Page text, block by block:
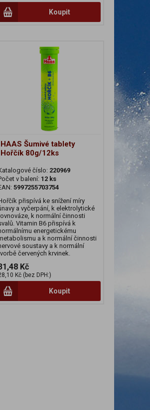
Koupit
HAAS Šumivé tablety
Hořčík 80g/12ks
číslo: 220969
v balení: 12 ks
5997255703754
přispívá ke snížení míry
a vyčerpání, k elektrolytické
k normální činnosti
Vitamin B6 přispívá k
energetickému
a k normální činnosti
soustavy a k normální
červených krvinek.
Kč
Kč (bez DPH:)
Koupit